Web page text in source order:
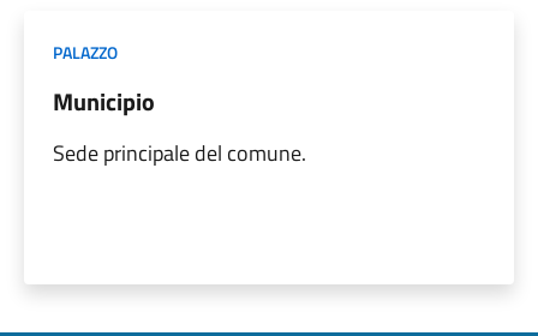
PALAZZO
Municipio
Sede principale del comune.